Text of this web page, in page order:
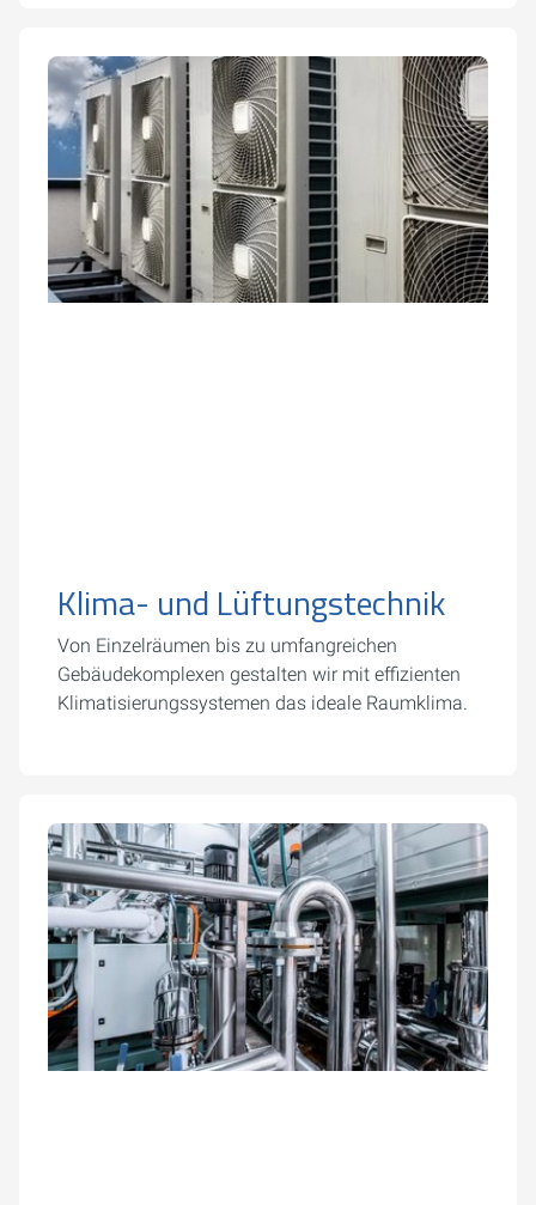
Klima- und Lüftungstechnik
Von Einzelräumen bis zu umfangreichen
Gebäudekomplexen gestalten wir mit effizienten
Klimatisierungssystemen das ideale Raumklima.